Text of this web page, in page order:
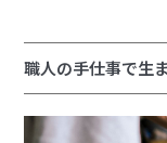
職人の手仕事で生